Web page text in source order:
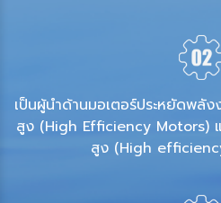
เป็นผู้นำด้านมอเตอร์ประหยัดพลั
สูง (High Efficiency Motors)
สูง (High